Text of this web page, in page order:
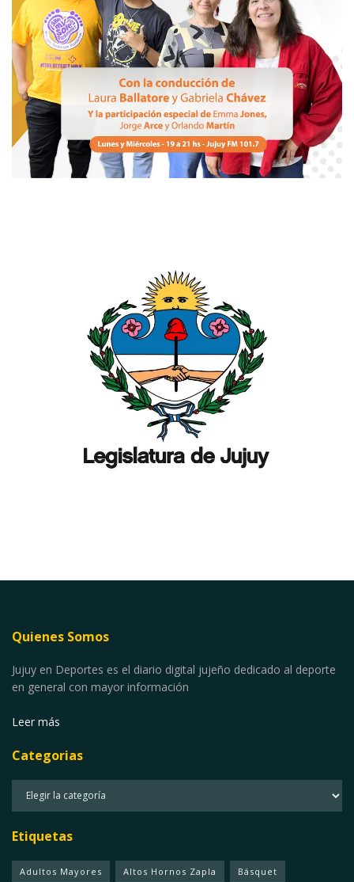
Quienes Somos
Jujuy en Deportes es el diario digital jujeño dedicado al deporte
en general con mayor información
Leer más
Categorias
Etiquetas
Adultos Mayores Altos Hornos Zapla Básquet